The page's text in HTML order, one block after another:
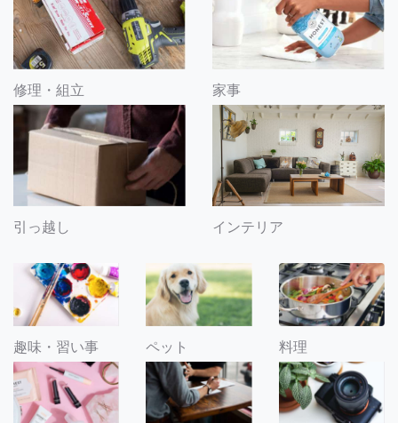
修理・組立 家事
引っ越し インテリア
趣味・習い事 ペット 料理